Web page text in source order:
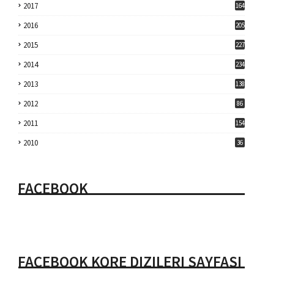
2017 164
2016 205
2015 227
2014 234
2013 138
2012 86
2011 154
2010 36
FACEBOOK
FACEBOOK KORE DIZILERI SAYFASI